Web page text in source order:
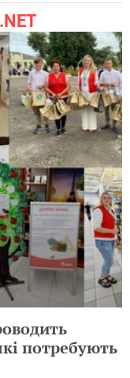
потребують